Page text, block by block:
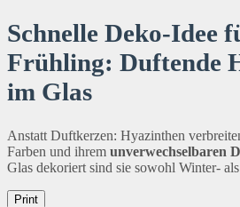
Schnelle Deko-Idee
Frühling: Duftende
im Glas
Anstatt Duftkerzen: Hyazinthen
Farben und ihrem unverwechselbaren
Glas dekoriert sind sie sowohl Winter-
Print